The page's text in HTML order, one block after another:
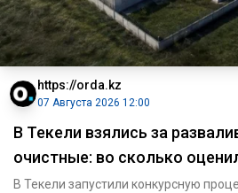
https://orda.kz
07 Августа 2026 12:00
В Текели взялись за
очистные: во сколько
В Текели запустили конкурсную